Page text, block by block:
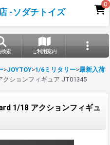
-ソダチトイズ
0
索 ご利用案内
>JOYTOY>1/6ミリタリー>最新入荷
クションフィギュア JT01345
1/18 アクションフィギュ